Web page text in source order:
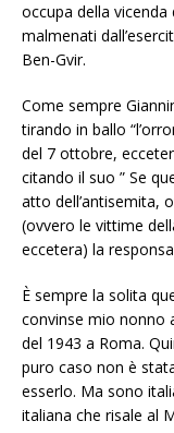
occupa della
malmenati
Ben-Gvir.
Come sempre
tirando in ballo
del 7 ottobre,
citando il suo ” Se
atto dell’antisemita,
(ovvero le vittime
eccetera) la
È sempre la solita
convinse mio nonno
del 1943 a Roma.
puro caso non è
esserlo. Ma sono
italiana che risale al